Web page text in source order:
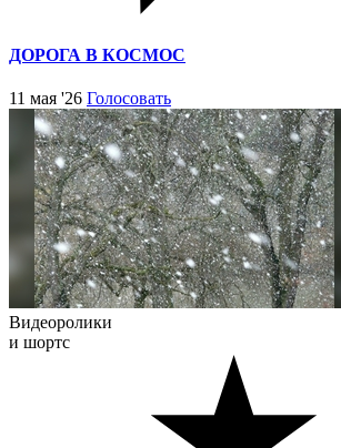
ДОРОГА В КОСМОС
11 мая '26 Голосовать
Видеоролики
и шортс